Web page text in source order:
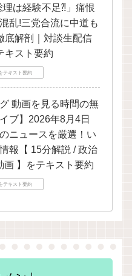
は経験不足⁈」痛恨
乱!三党合流に中道も
底解剖｜対談生配信
キスト要約
テキスト要約
動画を見る時間の無
ブ】2026年8月4日
ニュースを厳選！い
報【 15分解説 / 政治
画 】をテキスト要約
テキスト要約